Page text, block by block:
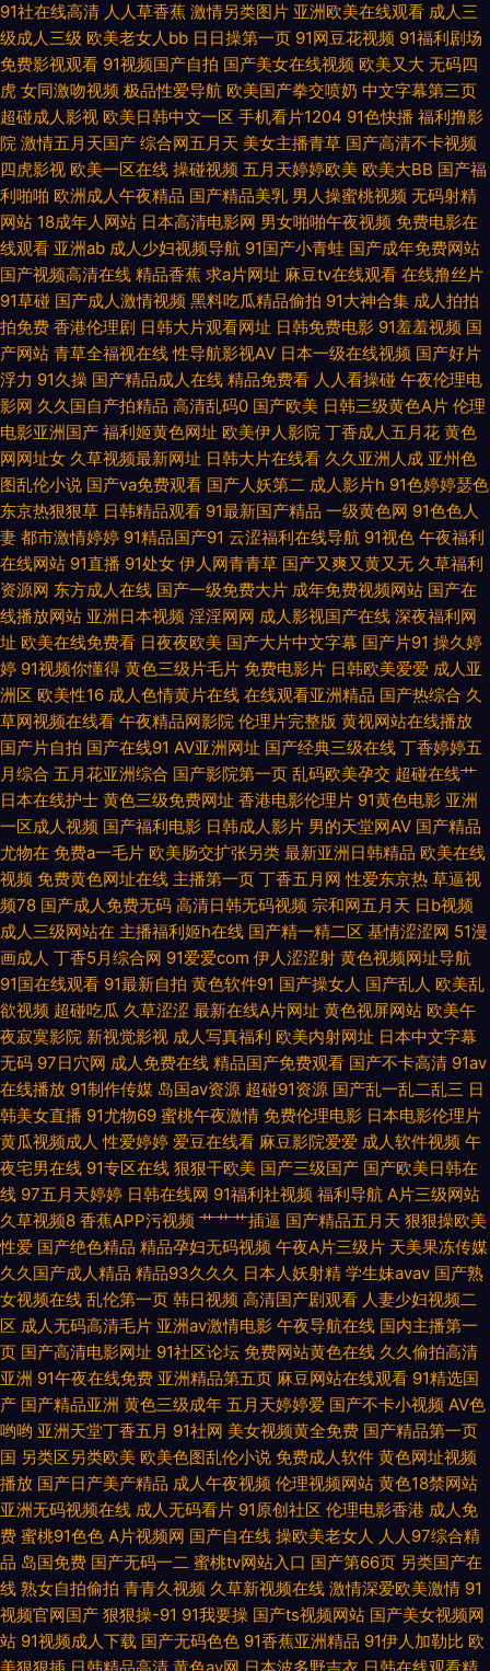
撸av网站 激情网国产在线 91在线国内 www色的网站 超碰在线公开 亚瑟av
一区 91无码中出 午夜传媒 寻欲宫网址 欧美一二三观看 91热比 超碰大香蕉
怡红院 国产91视频在线 国产91白虎动漫 欧美日本va 91好图推荐 欧美美女
性交 97福利 亚洲电影院av 操逼久久www 伊人婷婷啪啪 欧美少妇第一页 欧
美色园综合 草草草.www 东方亚洲AV 91素人天堂搭讪系列合集 超碰CC 丁
香六月激情 伊人久久精品视频 美腿丝袜高跟后入 亚洲H片成人版 婷婷五月
天网址 变态另类欧美 中文字幕亚洲精品 欧洲www第五页 午夜精品福利社区
激情AV春色 欧美精品日韩人妻 99超碰碰 福利导91 成人AV动漫天堂网站 国
产人妖一区 97人人摸人人爽 97福利色 国产做受高潮五人 超碰天天干 天堂岛
麻豆传媒 韩日欧美好看剧 伊人久久资源网站 日韩精品一区二区三区电影明
步 欧美浮力影院 www.97视讯.com 超碰日本片 韩日群交片 亚洲丝袜91视频
亚洲精品国产电影成人 AV穴夫天堂影视 最新日韩成人AV网址 国产黄页 日本
αV在线视频 蜜桃视频免费版 超碰性爱人人 国产美女无套到高潮 av无码日韩
91三级片在线观看 国产高清在线视频 AV性爱网站 黄色三级国产 久草最新网
址 日韩人妻高清 激情另类海角 婷婷五月免费 91色色网址 久草成人精品视频
澳洲在线爆操 国产欧美精品久久 97人妻系列无码人妻 黄色A片网址 51国产
视频自拍 无码三级伦理 91系列在线播放 亚洲精选91 伪娘撸管 午夜男女啪啪
91深夜福利一区 在线奇米666 天堂激情 人妻资源每日更新 国产欧美日18 激
情老司机视频网 91成人动漫在线 欧美的性生活 九一福利社 狼友基地研究所
51社区视频免费视频成人 东京热淫高清完整版 A级视频黄色片 www色悠悠
国产66页 成人网址在线播放 av色综合导航 国产V偷V精品视频 91看片网尤
物视频 国产乱子一二区 91视频性爱网站 阿v视频网站韩日 久久综合色站 91
最新福利视频 色黄网站观看 午夜福利影音 久久日亚洲 国产精品传媒久久
www人人撸 国产精品一二区黄色 www.cn在线观看 美女91视视频 免费黑丝
自慰网 性色av一区 含羞草影音 欧美日韩日日骚视频站 超碰国产人人草 俺去
也成人电影 国产黑丝网站 国产乱自拍 日韩高清无码久久 俺去也网 日韩专区
一二 国产一级AAAAA片免费 国产精品射 成人午夜羞羞 AV老湿 18岁成人毛
片大全 麻豆传媒无码精品 97人人擦 狼人伊人干 超碰人人做爱 91高清视频播
放 九九热九久视频 色天天 日韩国产成人精品 日韩色日逼网 亚洲激情BT 97
伊人免费 精品人妻网站 欧美精产品一二三区精品在线 91在线观看网 91吃瓜
福利 老湿机视频网站 一本道一区二区无码精品 色综合悠悠 白丝足交视频网
91社在线高清 人人草香蕉 激情另类图片 亚洲欧美在线观看 成人三
级成人三级 欧美老女人bb 日日操第一页 91网豆花视频 91福利剧场
免费影视观看 91视频国产自拍 国产美女在线视频 欧美又大 无码四
虎 女同激吻视频 极品性爱导航 欧美国产拳交喷奶 中文字幕第三页
超碰成人影视 欧美日韩中文一区 手机看片1204 91色快播 福利撸影
院 激情五月天国产 综合网五月天 美女主播青草 国产高清不卡视频
四虎影视 欧美一区在线 操碰视频 五月天婷婷欧美 欧美大BB 国产福
利啪啪 欧洲成人午夜精品 国产精品美乳 男人操蜜桃视频 无码射精
网站 18成年人网站 日本高清电影网 男女啪啪午夜视频 免费电影在
线观看 亚洲ab 成人少妇视频导航 91国产小青蛙 国产成年免费网站
国产视频高清在线 精品香蕉 求a片网址 麻豆tv在线观看 在线撸丝片
91草碰 国产成人激情视频 黑料吃瓜精品偷拍 91大神合集 成人拍拍
拍免费 香港伦理剧 日韩大片观看网址 日韩免费电影 91羞羞视频 国
产网站 青草全福视在线 性导航影视AV 日本一级在线视频 国产好片
浮力 91久操 国产精品成人在线 精品免费看 人人看操碰 午夜伦理电
影网 久久国自产拍精品 高清乱码0 国产欧美 日韩三级黄色A片 伦理
电影亚洲国产 福利姬黄色网址 欧美伊人影院 丁香成人五月花 黄色
网网址女 久草视频最新网址 日韩大片在线看 久久亚洲人成 亚州色
图乱伦小说 国产va免费观看 国产人妖第二 成人影片h 91色婷婷瑟色
东京热狠狠草 日韩精品观看 91最新国产精品 一级黄色网 91色色人
妻 都市激情婷婷 91精品国产91 云涩福利在线导航 91视色 午夜福利
在线网站 91直播 91处女 伊人网青青草 国产又爽又黄又无 久草福利
资源网 东方成人在线 国产一级免费大片 成年免费视频网站 国产在
线播放网站 亚洲日本视频 淫淫网网 成人影视国产在线 深夜福利网
址 欧美在线免费看 日夜夜欧美 国产大片中文字幕 国产片91 操久婷
婷 91视频你懂得 黄色三级片毛片 免费电影片 日韩欧美爱爱 成人亚
洲区 欧美性16 成人色情黄片在线 在线观看亚洲精品 国产热综合 久
草网视频在线看 午夜精品网影院 伦理片完整版 黄视网站在线播放
国产片自拍 国产在线91 AV亚洲网址 国产经典三级在线 丁香婷婷五
月综合 五月花亚洲综合 国产影院第一页 乱码欧美孕交 超碰在线艹
日本在线护士 黄色三级免费网址 香港电影伦理片 91黄色电影 亚洲
一区成人视频 国产福利电影 日韩成人影片 男的天堂网AV 国产精品
尤物在 免费a一毛片 欧美肠交扩张另类 最新亚洲日韩精品 欧美在线
视频 免费黄色网址在线 主播第一页 丁香五月网 性爱东京热 草逼视
频78 国产成人免费无码 高清日韩无码视频 宗和网五月天 日b视频
成人三级网站在 主播福利姬h在线 国产精一精二区 基情涩涩网 51漫
画成人 丁香5月综合网 91爱爱com 伊人涩涩射 黄色视频网址导航
91国在线观看 91最新自拍 黄色软件91 国产操女人 国产乱人 欧美乱
欲视频 超碰吃瓜 久草涩涩 最新在线A片网址 黄色视屏网站 欧美午
夜寂寞影院 新视觉影视 成人写真福利 欧美内射网址 日本中文字幕
无码 97日穴网 成人免费在线 精品国产免费观看 国产不卡高清 91av
在线播放 91制作传媒 岛国av资源 超碰91资源 国产乱一乱二乱三 日
韩美女直播 91尤物69 蜜桃午夜激情 免费伦理电影 日本电影伦理片
黄瓜视频成人 性爱婷婷 爱豆在线看 麻豆影院爱爱 成人软件视频 午
夜宅男在线 91专区在线 狠狠干欧美 国产三级国产 国产欧美日韩在
线 97五月天婷婷 日韩在线网 91福利社视频 福利导航 A片三级网站
久草视频8 香蕉APP污视频 艹艹艹插逼 国产精品五月天 狠狠操欧美
性爱 国产绝色精品 精品孕妇无码视频 午夜A片三级片 天美果冻传媒
久久国产成人精品 精品93久久久 日本人妖射精 学生妹avav 国产熟
女视频在线 乱伦第一页 韩日视频 高清国产剧观看 人妻少妇视频二
区 成人无码高清毛片 亚洲av激情电影 午夜导航在线 国内主播第一
页 国产高清电影网址 91社区论坛 免费网站黄色在线 久久偷拍高清
亚洲 91午夜在线免费 亚洲精品第五页 麻豆网站在线观看 91精选国
产 国产精品亚洲 黄色三级成年 五月天婷婷爱 国产不卡小视频 AV色
哟哟 亚洲天堂丁香五月 91社网 美女视频黄全免费 国产精品第一页
国 另类区另类欧美 欧美色图乱伦小说 免费成人软件 黄色网址视频
播放 国产日产美产精品 成人午夜视频 伦理视频网站 黄色18禁网站
亚洲无码视频在线 成人无码看片 91原创社区 伦理电影香港 成人免
费 蜜桃91色色 A片视频网 国产自在线 操欧美老女人 人人97综合精
品 岛国免费 国产无码一二 蜜桃tv网站入口 国产第66页 另类国产在
线 熟女自拍偷拍 青青久视频 久草新视频在线 激情深爱欧美激情 91
视频官网国产 狠狠操-91 91我要操 国产ts视频网站 国产美女视频网
站 91视频成人下载 国产无码色色 91香蕉亚洲精品 91伊人加勒比 欧